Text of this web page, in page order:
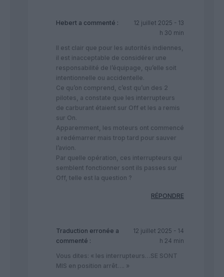
Hebert a commenté :
12 juillet 2025 - 13
h 30 min
Il est clair que pour les autorités indiennes,
il est inacceptable de considérer une
responsabilité de l’équipage, qu’elle soit
intentionnelle ou accidentelle.
Ce qu’on comprend, c’est qu’un des 2
pilotes, a constate que les interrupteurs
de carburant étaient sur Off et les a remis
sur On.
Apparemment, les moteurs ont commencé
a redémarrer mais trop tard pour sauver
l’avion.
Par quelle opération, ces interrupteurs qui
semblent fonctionner sont ils passes sur
Off, telle est la question ?
RÉPONDRE
Traduction erronée a
commenté :
12 juillet 2025 - 14
h 24 min
Vous dites: « les interrupteurs…SE SONT
MIS en position arrêt…. »